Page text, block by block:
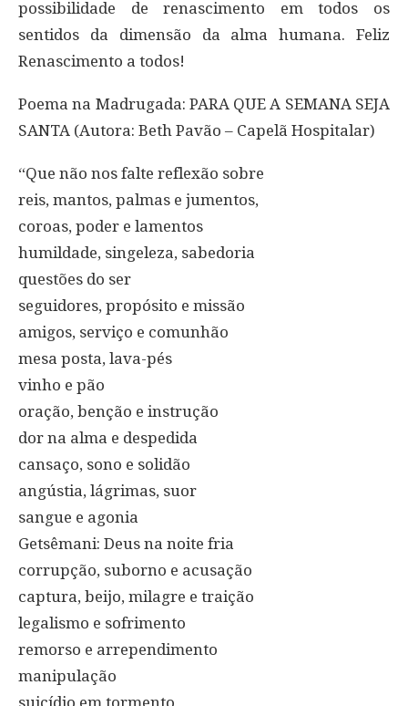
possibilidade de renascimento em todos os
sentidos da dimensão da alma humana. Feliz
Renascimento a todos!
Poema na Madrugada: PARA QUE A SEMANA SEJA
SANTA (Autora: Beth Pavão – Capelã Hospitalar)
“Que não nos falte reflexão sobre
reis, mantos, palmas e jumentos,
coroas, poder e lamentos
humildade, singeleza, sabedoria
questões do ser
seguidores, propósito e missão
amigos, serviço e comunhão
mesa posta, lava-pés
vinho e pão
oração, benção e instrução
dor na alma e despedida
cansaço, sono e solidão
angústia, lágrimas, suor
sangue e agonia
Getsêmani: Deus na noite fria
corrupção, suborno e acusação
captura, beijo, milagre e traição
legalismo e sofrimento
remorso e arrependimento
manipulação